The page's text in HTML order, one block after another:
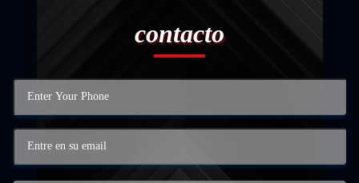
contacto